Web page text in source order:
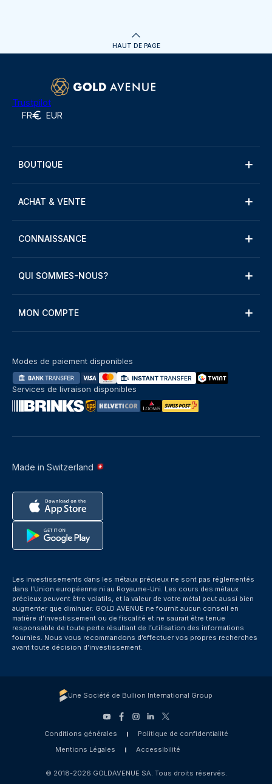
HAUT DE PAGE
Trustpilot
FR EUR
BOUTIQUE
ACHAT & VENTE
CONNAISSANCE
QUI SOMMES-NOUS?
MON COMPTE
Made in Switzerland
Modes de paiement disponibles
Services de livraison disponibles
Les investissements dans les métaux précieux ne sont pas réglementés
dans l’Union européenne ni au Royaume-Uni. Les cours des métaux
précieux peuvent être volatils, et la valeur de votre métal peut aussi bien
augmenter que diminuer. GOLD AVENUE ne fournit aucun conseil en
matière d’investissement ou de fiscalité et ne saurait être tenue
responsable de toute perte résultant de l’utilisation des informations
fournies. Nous vous recommandons d’effectuer vos propres recherches
avant toute décision d’investissement.
Une Société de Bullion International Group
Conditions générales
Politique de confidentialité
Mentions Légales
Accessibilité
© 2018-2026 GOLDAVENUE SA. Tous droits réservés.